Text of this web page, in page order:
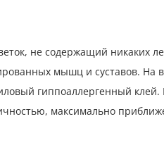
не содержащий никаких
мышц и суставов. На
гиппоаллергенный клей.
максимально